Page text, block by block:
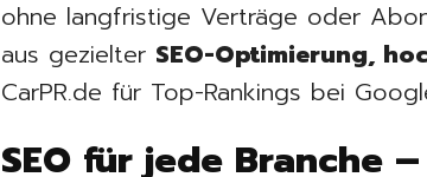
ohne langfristige Verträge oder
aus gezielter SEO-Optimierung,
CarPR.de für Top-Rankings bei
SEO für jede Branche